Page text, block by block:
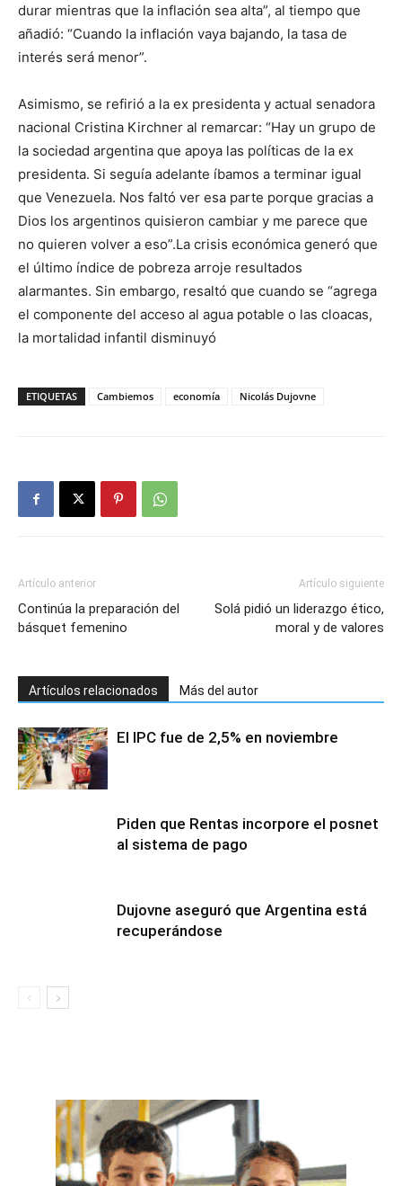
durar mientras que la inflación sea alta”, al tiempo que
añadió: “Cuando la inflación vaya bajando, la tasa de
interés será menor”.
Asimismo, se refirió a la ex presidenta y actual senadora
nacional Cristina Kirchner al remarcar: “Hay un grupo de
la sociedad argentina que apoya las políticas de la ex
presidenta. Si seguía adelante íbamos a terminar igual
que Venezuela. Nos faltó ver esa parte porque gracias a
Dios los argentinos quisieron cambiar y me parece que
no quieren volver a eso”.La crisis económica generó que
el último índice de pobreza arroje resultados
alarmantes. Sin embargo, resaltó que cuando se “agrega
el componente del acceso al agua potable o las cloacas,
la mortalidad infantil disminuyó
ETIQUETAS Cambiemos economía Nicolás Dujovne
Artículo anterior
Continúa la preparación del
básquet femenino
Artículo siguiente
Solá pidió un liderazgo ético,
moral y de valores
Artículos relacionados Más del autor
El IPC fue de 2,5% en noviembre
Piden que Rentas incorpore el posnet
al sistema de pago
Dujovne aseguró que Argentina está
recuperándose